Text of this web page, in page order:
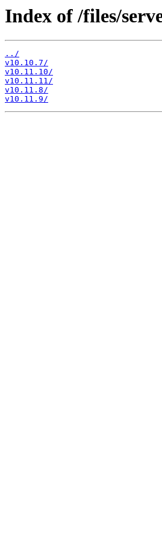
Index of /files/
../
v10.10.7/
v10.11.10/
v10.11.11/
v10.11.8/
v10.11.9/